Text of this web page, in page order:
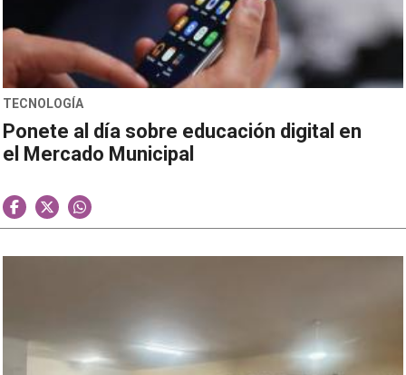
TECNOLOGÍA
Ponete al día sobre educación digital en
el Mercado Municipal